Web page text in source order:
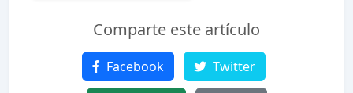
Comparte este artículo
Facebook Twitter